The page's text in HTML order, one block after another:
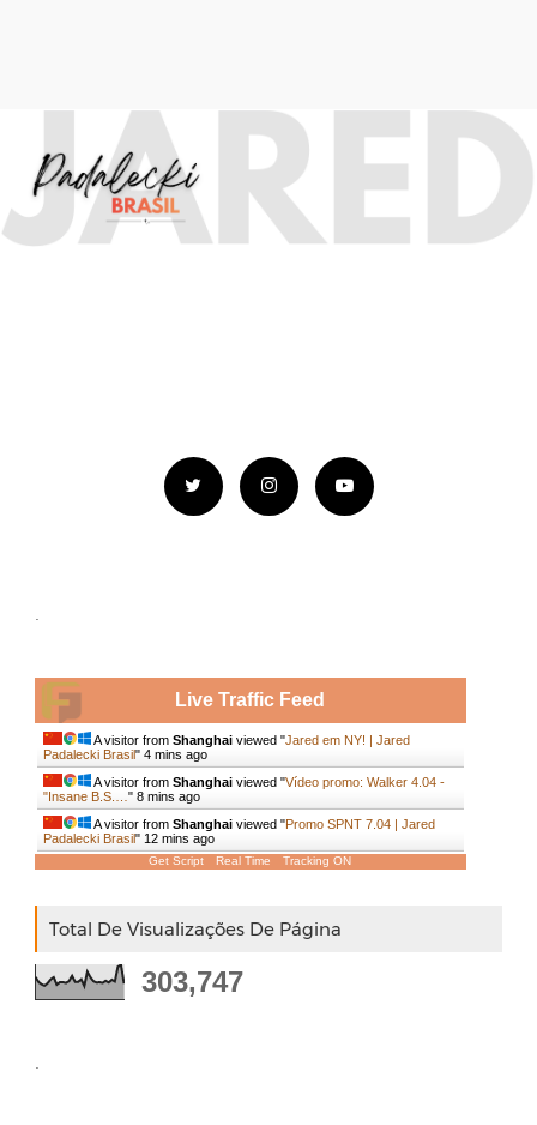
Live Traffic Feed
A visitor from Shanghaiviewed "Jared em NY! | Jared
Padalecki Brasil" 4 mins ago
A visitor from Shanghaiviewed "Vídeo promo: Walker 4.04 -
"Insane B.S.… " 8 mins ago
A visitor from Shanghaiviewed "Promo SPNT 7.04 | Jared
Padalecki Brasil" 12 mins ago
Get Script Real Time Tracking ON
Total De Visualizações De Página
303,747